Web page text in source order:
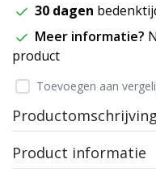
30 dagen
Meer informatie?
product
Toevoegen aan
Productomschrijving
Product informatie